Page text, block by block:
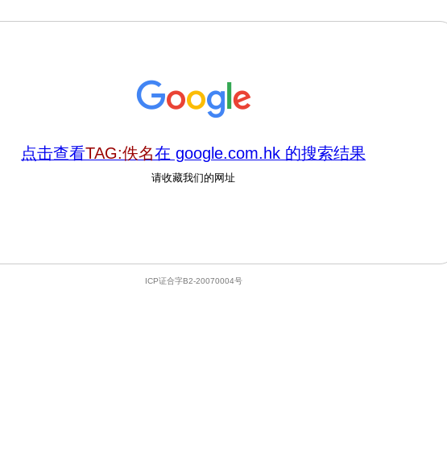
点击查看TAG:佚名在 google.com.hk 的搜索结果
请收藏我们的网址
ICP证合字B2-20070004号